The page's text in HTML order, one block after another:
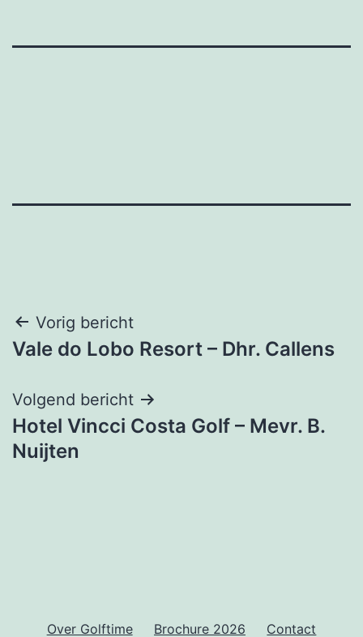
Bericht
navigatie
Vorig bericht
Vale do Lobo Resort – Dhr. Callens
Volgend bericht
Hotel Vincci Costa Golf – Mevr. B.
Nuijten
Over Golftime Brochure 2026 Contact